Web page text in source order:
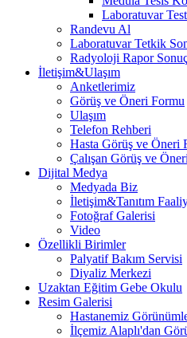
Laboratuvar
Randevu Al
Laboratuvar Tetkik
Radyoloji Rapor
İletişim&Ulaşım
Anketlerimiz
Görüş ve Öneri Formu
Ulaşım
Telefon Rehberi
Hasta Görüş ve Öneri
Çalışan Görüş ve
Dijital Medya
Medyada Biz
İletişim&Tanıtım
Fotoğraf Galerisi
Video
Özellikli Birimler
Palyatif Bakım Servisi
Diyaliz Merkezi
Uzaktan Eğitim Gebe Okulu
Resim Galerisi
Hastanemiz
İlçemiz Alaplı'dan